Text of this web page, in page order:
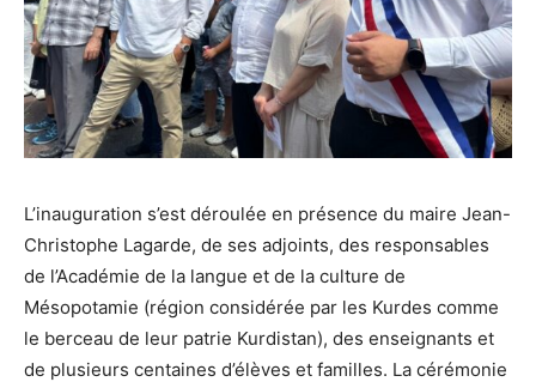
L’inauguration s’est déroulée en présence du maire Jean-
Christophe Lagarde, de ses adjoints, des responsables
de l’Académie de la langue et de la culture de
Mésopotamie (région considérée par les Kurdes comme
le berceau de leur patrie Kurdistan), des enseignants et
de plusieurs centaines d’élèves et familles. La cérémonie